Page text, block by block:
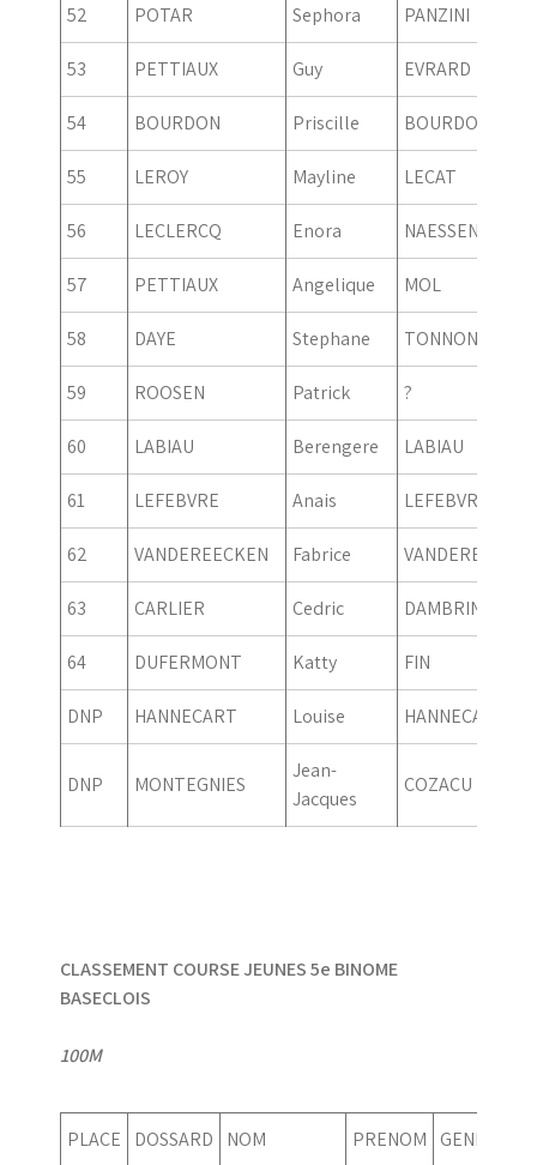
52 POTAR Sephora PANZINI
53 PETTIAUX Guy EVRARD
54 BOURDON Priscille BOURDON
55 LEROY Mayline LECAT
56 LECLERCQ Enora NAESSENS
57 PETTIAUX Angelique MOL
58 DAYE Stephane TONNON
59 ROOSEN Patrick ?
60 LABIAU Berengere LABIAU
61 LEFEBVRE Anais LEFEBVRE
62 VANDEREECKEN Fabrice VANDEREECKEN
63 CARLIER Cedric DAMBRINE
64 DUFERMONT Katty FIN
DNP HANNECART Louise HANNECART
DNP MONTEGNIES
Jean-
Jacques
COZACU
CLASSEMENT COURSE JEUNES 5e BINOME
BASECLOIS
100M
PLACE DOSSARD NOM PRENOM GENRE